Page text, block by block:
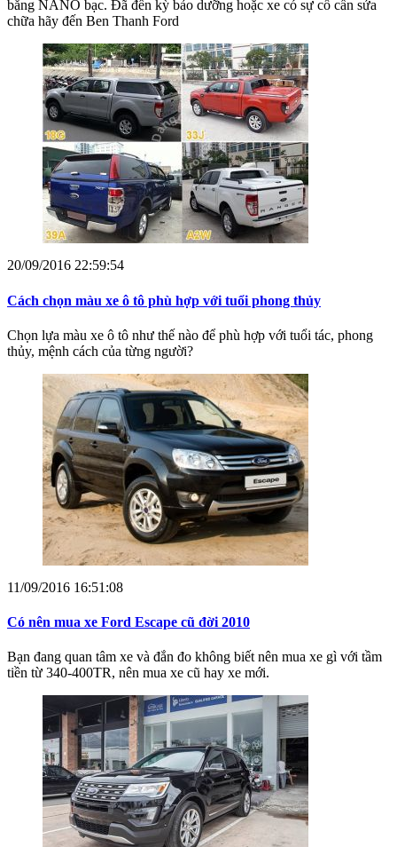
bằng NANO bạc. Đã đến kỳ bảo dưỡng hoặc xe có sự cố cần sửa
chữa hãy đến Ben Thanh Ford
20/09/2016 22:59:54
Cách chọn màu xe ô tô phù hợp với tuổi phong thủy
Chọn lựa màu xe ô tô như thế nào để phù hợp với tuổi tác, phong
thủy, mệnh cách của từng người?
11/09/2016 16:51:08
Có nên mua xe Ford Escape cũ đời 2010
Bạn đang quan tâm xe và đắn đo không biết nên mua xe gì với tầm
tiền từ 340-400TR, nên mua xe cũ hay xe mới.